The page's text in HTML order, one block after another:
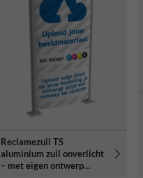
Reclamezuil TS
aluminium zuil onverlicht
– met eigen ontwerp